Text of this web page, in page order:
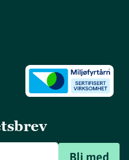
Bli med